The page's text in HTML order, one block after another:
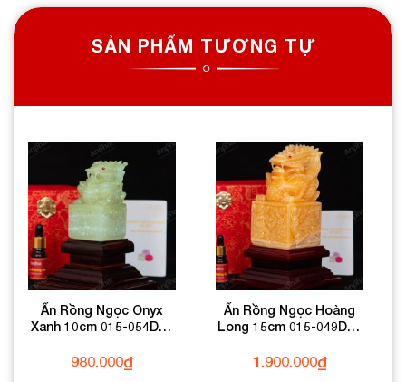
SẢN PHẨM TƯƠNG TỰ
Ấn Rồng Ngọc Onyx
Xanh 10cm 015-054DN-
980.000₫
Ấn Rồng Ngọc Hoàng
Long 15cm 015-049DN-
1.900.000₫